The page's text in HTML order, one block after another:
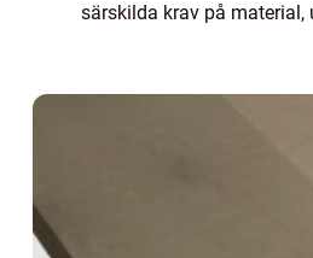
särskilda krav på material,